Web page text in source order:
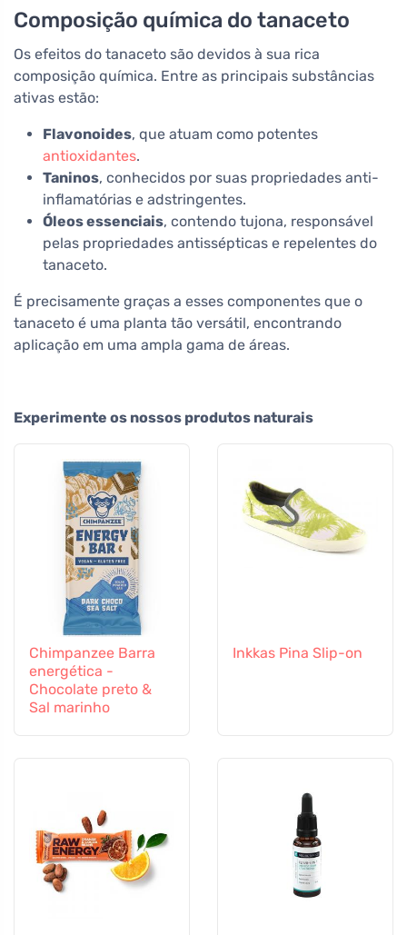
Composição química do tanaceto
Os efeitos do tanaceto são devidos à sua rica
composição química. Entre as principais substâncias
ativas estão:
Flavonoides, que atuam como potentes
antioxidantes.
Taninos, conhecidos por suas propriedades anti-
inflamatórias e adstringentes.
Óleos essenciais, contendo tujona, responsável
pelas propriedades antissépticas e repelentes do
tanaceto.
É precisamente graças a esses componentes que o
tanaceto é uma planta tão versátil, encontrando
aplicação em uma ampla gama de áreas.
Experimente os nossos produtos naturais
Chimpanzee Barra
energética -
Chocolate preto &
Sal marinho
Inkkas Pina Slip-on